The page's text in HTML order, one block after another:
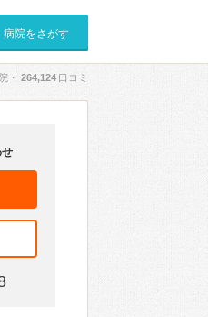
病院をさがす
・ 264,124 口コミ